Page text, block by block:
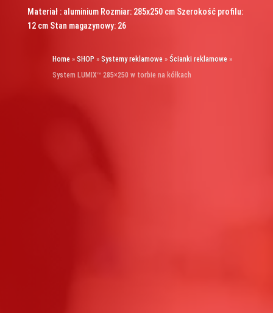
Materiał : aluminium Rozmiar: 285x250 cm Szerokość profilu:
12 cm Stan magazynowy: 26
Home » SHOP » Systemy reklamowe » Ścianki reklamowe »
System LUMIX™ 285×250 w torbie na kółkach